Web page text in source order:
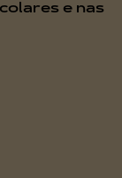
e nas